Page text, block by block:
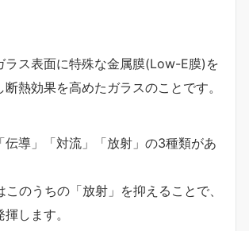
ラス表面に特殊な金属膜(Low-E膜)を
熱効果を高めたガラスのことです。
伝導」「対流」「放射」の3種類があ
のうちの「放射」を抑えることで、
します。